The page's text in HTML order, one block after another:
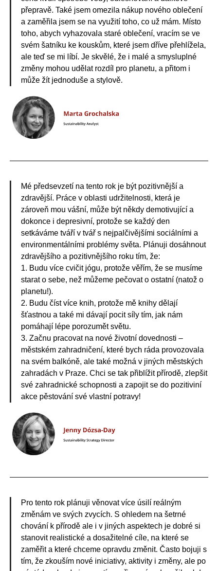
přepravě. Také jsem omezila nákup nového oblečení
a zaměřila jsem se na využití toho, co už mám. Místo
toho, abych vyhazovala staré oblečení, vracím se ve
svém šatníku ke kouskům, které jsem dříve přehlížela,
ale teď se mi líbí. Je skvělé, že i malé a smysluplné
změny mohou udělat rozdíl pro planetu, a přitom i
může žít jednoduše a stylově.
Mé předsevzetí na tento rok je být pozitivnější a
zdravější. Práce v oblasti udržitelnosti, která je
zároveň mou vášní, může být někdy demotivující a
dokonce i depresivní, protože se každý den
setkáváme tváří v tvář s nejpalčivějšími sociálními a
environmentálními problémy světa. Plánuji dosáhnout
zdravějšího a pozitivnějšího roku tím, že:
1. Budu více cvičit jógu, protože věřím, že se musíme
starat o sebe, než můžeme pečovat o ostatní (natož o
planetu!).
2. Budu číst více knih, protože mě knihy dělají
šťastnou a také mi dávají pocit síly tím, jak nám
pomáhají lépe porozumět světu.
3. Začnu pracovat na nové životní dovednosti –
městském zahradničení, které bych ráda provozovala
na svém balkóně, ale také možná v jiných městských
zahradách v Praze. Chci se tak přiblížit přírodě, zlepšit
své zahradnické schopnosti a zapojit se do pozitiviní
akce pěstování své vlastní potravy!
Pro tento rok plánuji věnovat více úsilí reálným
změnám ve svých zvycích. S ohledem na šetrné
chování k přírodě ale i v jiných aspektech je dobré si
stanovit realistické a dosažitelné cíle, na které se
zaměřit a které chceme opravdu změnit. Často bojuji s
tím, že zkouším nové iniciativy, aktivity i změny, ale po